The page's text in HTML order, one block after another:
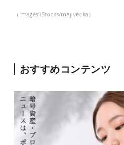
（images:iStocks/majivecka）
おすすめコンテンツ